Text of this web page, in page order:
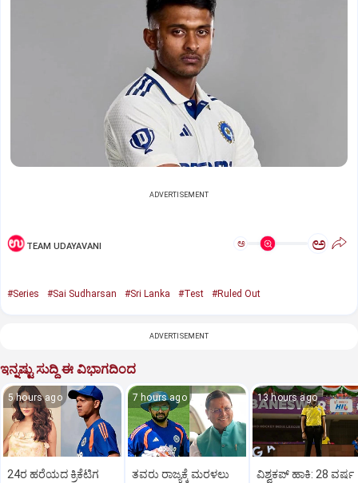
ADVERTISEMENT
TEAM UDAYAVANI ಅ ಅ
#Series #Sai Sudharsan #Sri Lanka #Test #Ruled Out
ADVERTISEMENT
ಇನ್ನಷ್ಟು ಸುದ್ದಿ ಈ ವಿಭಾಗದಿಂದ
5 hours ago
24ರ ಹರೆಯದ ಕ್ರಿಕೆಟಿಗ
7 hours ago
ತವರು ರಾಜ್ಯಕ್ಕೆ ಮರಳಲು
13 hours ago
ವಿಶ್ವಕಪ್‌ ಹಾಕಿ: 28 ವರ್ಷ